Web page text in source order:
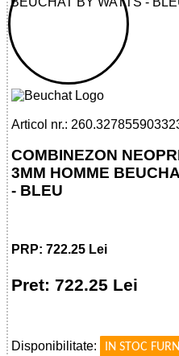
32785590332 - SHORTY
BEUCHAT BY WATTS - BLEU
Articol nr.:
COMBINEZON
3MM HOMME
- BLEU
PRP: 722.25 Lei
Pret: 722.25 Lei
Disponibilitate:
IN STOC